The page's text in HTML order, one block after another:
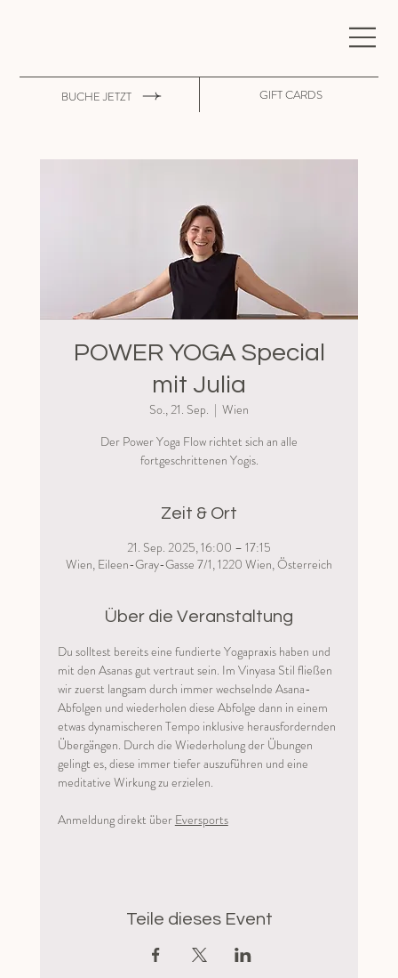
BUCHE JETZT GIFT CARDS
POWER YOGA Special
mit Julia
So., 21. Sep.
  |
Wien
Der Power Yoga Flow richtet sich an alle
fortgeschrittenen Yogis.
Zeit & Ort
21. Sep. 2025, 16:00 – 17:15
Wien, Eileen-Gray-Gasse 7/1, 1220 Wien, Österreich
Über die Veranstaltung
Du solltest bereits eine fundierte Yogapraxis haben und
mit den Asanas gut vertraut sein. Im Vinyasa Stil fließen
wir zuerst langsam durch immer wechselnde Asana-
Abfolgen und wiederholen diese Abfolge dann in einem
etwas dynamischeren Tempo inklusive herausfordernden
Übergängen. Durch die Wiederholung der Übungen
gelingt es, diese immer tiefer auszuführen und eine
meditative Wirkung zu erzielen.
Anmeldung direkt über Eversports
Teile dieses Event